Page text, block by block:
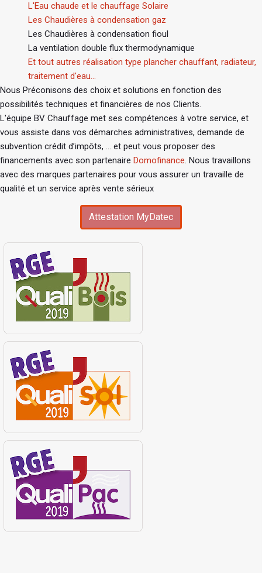
L'Eau chaude et le chauffage Solaire
Les Chaudières à condensation gaz
Les Chaudières à condensation fioul
La ventilation double flux thermodynamique
Et tout autres réalisation type plancher chauffant, radiateur,
traitement d'eau...
Nous Préconisons des choix et solutions en fonction des
possibilités techniques et financières de nos Clients.
L'équipe BV Chauffage met ses compétences à votre service, et
vous assiste dans vos démarches administratives, demande de
subvention crédit d’impôts, ... et peut vous proposer des
financements avec son partenaire Domofinance. Nous travaillons
avec des marques partenaires pour vous assurer un travaille de
qualité et un service après vente sérieux
Attestation MyDatec